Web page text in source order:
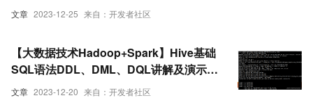
文章 2023-12-25 来自：开发者社区
文章 2023-12-20 来自：开发者社区
【大数据技术Hadoop+Spark】Hive基础
SQL语法DDL、DML、DQL讲解及演示
（附SQL语句）